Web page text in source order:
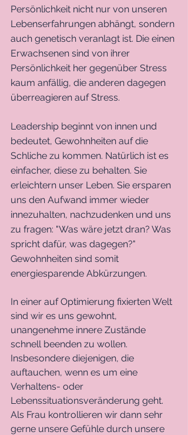
Persönlichkeit nicht nur von unseren
Lebenserfahrungen abhängt, sondern
auch genetisch veranlagt ist. Die einen
Erwachsenen sind von ihrer
Persönlichkeit her gegenüber Stress
kaum anfällig, die anderen dagegen
überreagieren auf Stress.
Leadership beginnt von innen und
bedeutet, Gewohnheiten auf die
Schliche zu kommen. Natürlich ist es
einfacher, diese zu behalten. Sie
erleichtern unser Leben. Sie ersparen
uns den Aufwand immer wieder
innezuhalten, nachzudenken und uns
zu fragen: "Was wäre jetzt dran? Was
spricht dafür, was dagegen?"
Gewohnheiten sind somit
energiesparende Abkürzungen.
In einer auf Optimierung fixierten Welt
sind wir es uns gewohnt,
unangenehme innere Zustände
schnell beenden zu wollen.
Insbesondere diejenigen, die
auftauchen, wenn es um eine
Verhaltens- oder
Lebenssituationsveränderung geht.
Als Frau kontrollieren wir dann sehr
gerne unsere Gefühle durch unsere